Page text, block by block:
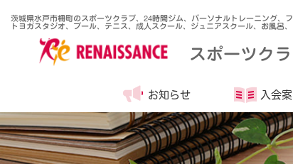
茨城県水戸市柵町のスポーツクラブ、24時間ジム、パーソナルトレーニング、
トヨガスタジオ、プール、テニス、成人スクール、ジュニアスクール、お風呂
スポーツク
お知らせ 入会案